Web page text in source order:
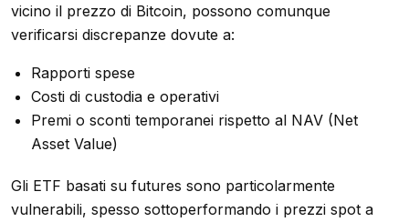
vicino il prezzo di Bitcoin, possono comunque
verificarsi discrepanze dovute a:
Rapporti spese
Costi di custodia e operativi
Premi o sconti temporanei rispetto al NAV (Net
Asset Value)
Gli ETF basati su futures sono particolarmente
vulnerabili, spesso sottoperformando i prezzi spot a